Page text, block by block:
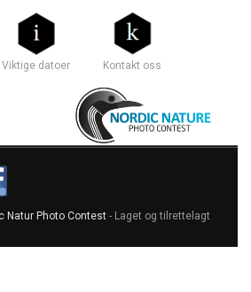
Viktige datoer Kontakt oss
Natur Photo Contest - Laget og tilrettelagt